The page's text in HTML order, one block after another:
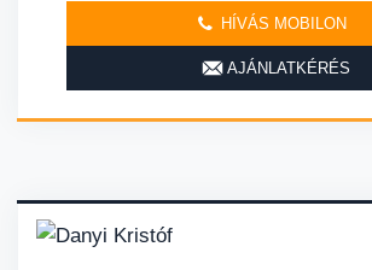
HÍVÁS MOBILON
AJÁNLATKÉRÉS